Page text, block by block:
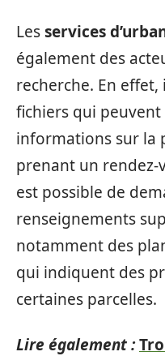
Lesservices
également des
recherche. En effet,
fichiers qui
informations sur la
prenant un rendez-
est possible de
renseignements
notamment des
qui indiquent des
certaines parcelles.
Lire également :